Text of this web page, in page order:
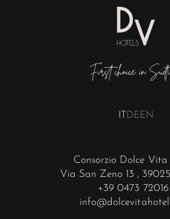
Consorzio Dolce Vita
Via San Zeno 13 ,
+39 0473
ITDEEN